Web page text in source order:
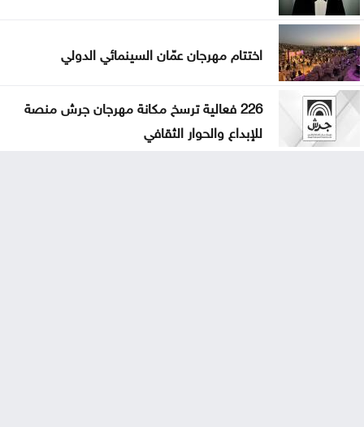
اختتام مهرجان عمّان السينمائي الدولي
226 فعالية ترسخ مكانة مهرجان جرش منصة
للإبداع والحوار الثقافي